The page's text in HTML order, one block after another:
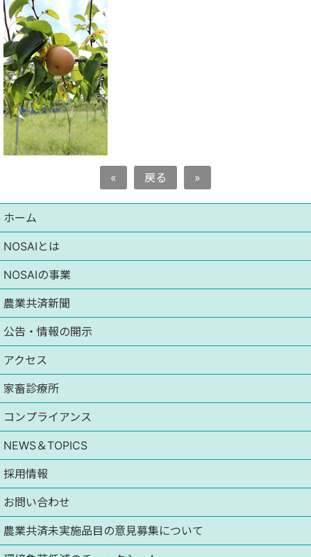
« 戻る »
ホーム
NOSAIとは
NOSAIの事業
農業共済新聞
公告・情報の開示
アクセス
家畜診療所
コンプライアンス
NEWS＆TOPICS
採用情報
お問い合わせ
農業共済未実施品目の意見募集について